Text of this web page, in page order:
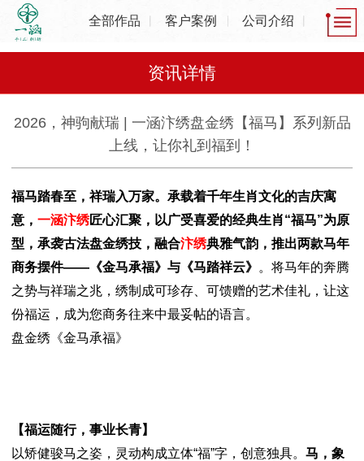
全部作品 客户案例 公司介绍
资讯详情
2026，神驹献瑞 | 一涵汴绣盘金绣【福马】系列新品
上线，让你礼到福到！
福马踏春至，祥瑞入万家。承载着千年生肖文化的吉庆寓
意， 一涵汴绣匠心汇聚，以广受喜爱的经典生肖“福马”为原
型，承袭古法盘金绣技，融合汴绣典雅气韵，推出两款马年
商务摆件——《金马承福》与《马踏祥云》 。 将马年的奔腾
之势与祥瑞之兆，绣制成可珍存、可馈赠的艺术佳礼，让这
份福运，成为您商务往来中最妥帖的语言。
盘金绣《金马承福》
【福运随行，事业长青】
以矫健骏马之姿，灵动构成立体“福”字，创意独具。 马，象